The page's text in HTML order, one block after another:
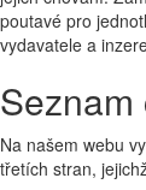
poutavé pro
vydavatele a
Na našem webu
třetích stran,